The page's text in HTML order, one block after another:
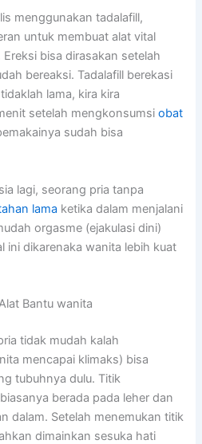
menggunakan tadalafill,
untuk membuat alat vital
bisa dirasakan setelah
bereaksi. Tadalafill berekasi
lama, kira kira
setelah mengkonsumsiobat
sudah bisa
lagi, seorang pria tanpa
lama ketika dalam menjalani
orgasme (ejakulasi dini)
ini dikarenaka wanita lebih kuat
Bantu wanita
tidak mudah kalah
mencapai klimaks) bisa
tubuhnya dulu. Titik
berada pada leher dan
dalam. Setelah menemukan titik
dimainkan sesuka hati